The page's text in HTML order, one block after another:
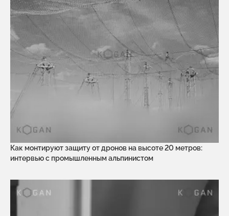
Как монтируют защиту от дронов на высоте 20 метров:
интервью с промышленным альпинистом